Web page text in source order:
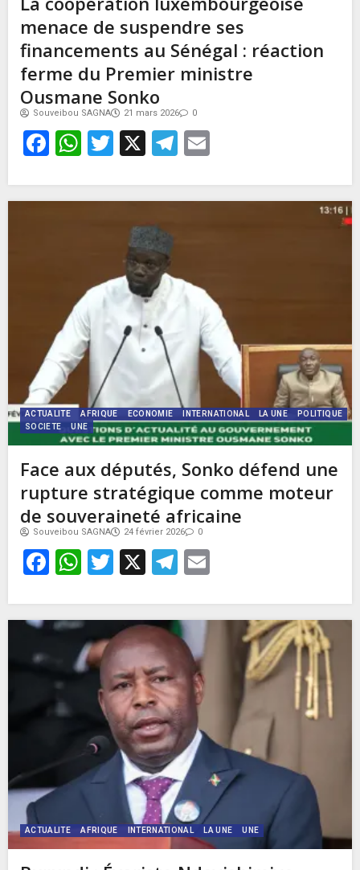
menace de suspendre ses
financements au Sénégal : réaction
ferme du Premier ministre
Ousmane Sonko
Souveibou SAGNA 21 mars 2026 0
Facebook
WhatsApp
Twitter
X Telegram
ACTUALITE AFRIQUE ECONOMIE INTERNATIONAL LA UNE
POLITIQUE
SOCIETE
UNE
Face aux députés, Sonko défend une
rupture stratégique comme moteur
de souveraineté africaine
Souveibou SAGNA 24 février 2026 0
Facebook
WhatsApp
Twitter
X Telegram
ACTUALITE AFRIQUE INTERNATIONAL LA UNE UNE